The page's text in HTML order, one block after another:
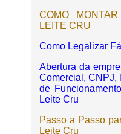
COMO
LEITE CRU
Como Legalizar
Abertura da
Comercial, CNPJ,
de
Leite Cru
Passo a Passo
Leite Cru